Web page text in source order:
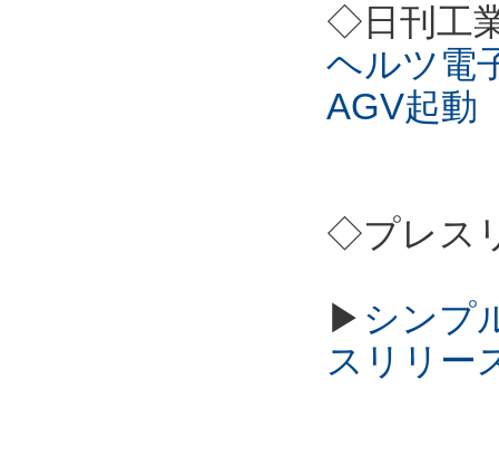
◇日刊工
ヘルツ電
AGV起動
◇プレス
▶ シンプ
スリリー